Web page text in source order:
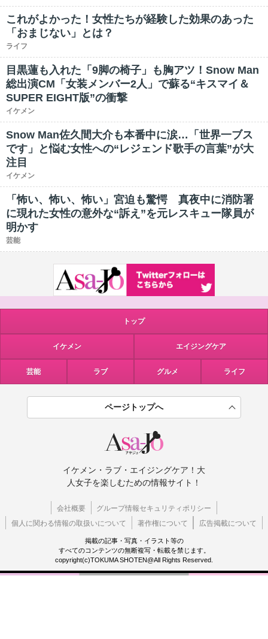
これがよかった！女性たちが経験した効果のあった
「おまじない」とは？
ライフ
目黒蓮も入れた「9脚の椅子」も胸アツ！Snow Man
総出演CM「女装メンバー2人」で蘇る“キスマイ＆
SUPER EIGHT版”の衝撃
イケメン
Snow Man佐久間大介も本番中に涙…「世界一ブス
です」と悩む女性への“レジェンド歌手の言葉”が大
注目
イケメン
「怖い、怖い、怖い」宮迫も驚愕 真夜中に消防署
に現れた女性の意外な“訴え”を元レスキュー隊員が
明かす
芸能
トップ
イケメン エイジングケア
芸能 ラブ グルメ ライフ
ページトップへ
イケメン・ラブ・エイジングケア！大
人女子を楽しむための情報サイト！
会社概要
グループ情報セキュリティポリシー
個人に関わる情報の取扱いについて
著作権について 広告掲載について
掲載の記事・写真・イラスト等の
すべてのコンテンツの無断複写・転載を禁じます。
copyright(c)TOKUMA SHOTEN@All Rights Reserved.